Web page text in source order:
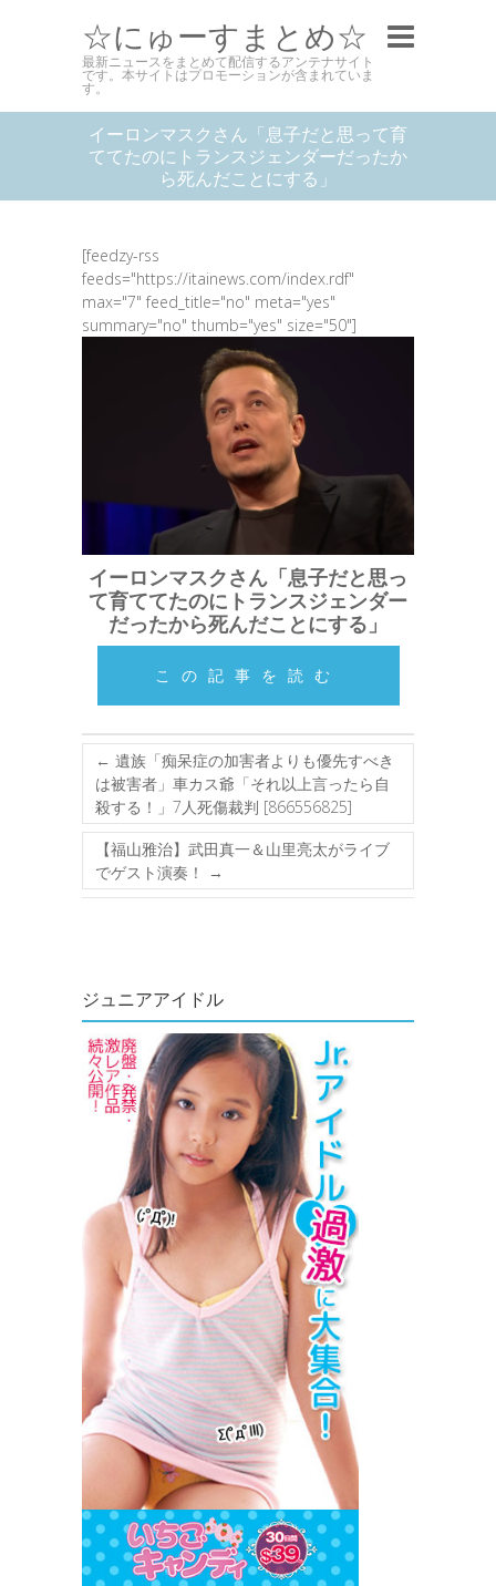
☆にゅーすまとめ☆
最新ニュースをまとめて配信するアンテナサイト
です。本サイトはプロモーションが含まれていま
す。
イーロンマスクさん「息子だと思って育
ててたのにトランスジェンダーだったか
ら死んだことにする」
[feedzy-rss
feeds="https://itainews.com/index.rdf"
max="7" feed_title="no" meta="yes"
summary="no" thumb="yes" size="50"]
イーロンマスクさん「息子だと思っ
て育ててたのにトランスジェンダー
だったから死んだことにする」
この記事を読む
← 遺族「痴呆症の加害者よりも優先すべき
は被害者」車カス爺「それ以上言ったら自
殺する！」7人死傷裁判 [866556825]
【福山雅治】武田真一＆山里亮太がライブ
でゲスト演奏！
→
ジュニアアイドル